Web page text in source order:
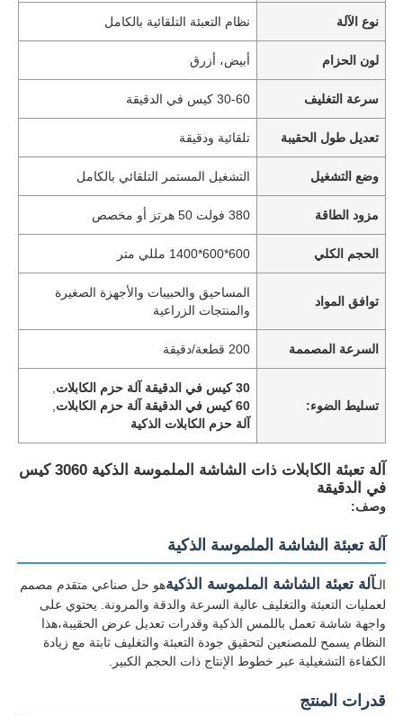
نوع الآلة نظام التعبئة التلقائية بالكامل
لون الحزام أبيض، أزرق
سرعة التغليف 30-60 كيس في الدقيقة
تعديل طول الحقيبة تلقائية ودقيقة
وضع التشغيل التشغيل المستمر التلقائي بالكامل
مزود الطاقة 380 فولت 50 هرتز أو مخصص
الحجم الكلي 600*600*1400 مللي متر
توافق المواد
المساحيق والحبيبات والأجهزة الصغيرة
والمنتجات الزراعية
السرعة المصممة 200 قطعة/دقيقة
تسليط الضوء:
30 كيس في الدقيقة آلة حزم الكابلات
60 كيس في الدقيقة آلة حزم الكابلات
آلة حزم الكابلات الذكية
آلة تعبئة الكابلات ذات الشاشة الملموسة الذكية 3060 كيس
في الدقيقة
وصف:
آلة تعبئة الشاشة الملموسة الذكية
الـآلة تعبئة الشاشة الملموسة الذكيةهو حل صناعي متقدم مصمم
لعمليات التعبئة والتغليف عالية السرعة والدقة والمرونة. يحتوي على
واجهة شاشة تعمل باللمس الذكية وقدرات تعديل عرض الحقيبة،هذا
النظام يسمح للمصنعين لتحقيق جودة التعبئة والتغليف ثابتة مع زيادة
الكفاءة التشغيلية عبر خطوط الإنتاج ذات الحجم الكبير.
قدرات المنتج